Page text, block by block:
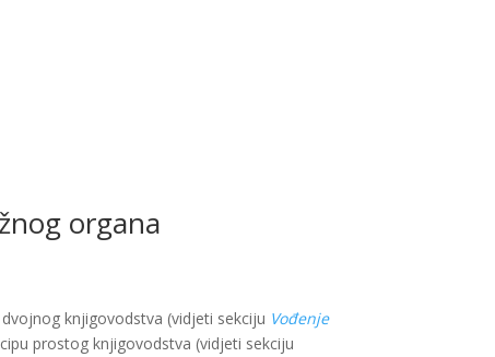
organa
knjigovodstva (vidjeti sekciju Vođenje
prostog knjigovodstva (vidjeti sekciju